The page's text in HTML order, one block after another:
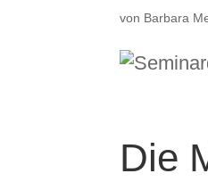
von Barbara
Die